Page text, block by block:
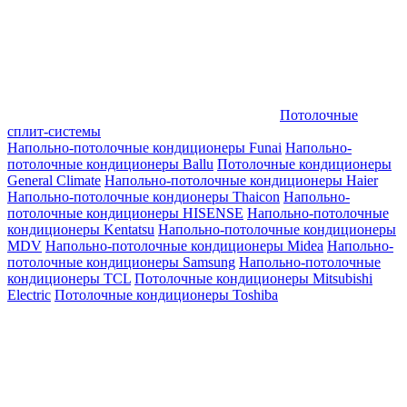
Потолочные
сплит-системы
Напольно-потолочные кондиционеры Funai Напольно-
потолочные кондиционеры Ballu Потолочные кондиционеры
General Climate Напольно-потолочные кондиционеры Haier
Напольно-потолочные кондионеры Thaicon Напольно-
потолочные кондиционеры HISENSE Напольно-потолочные
кондиционеры Kentatsu Напольно-потолочные кондиционеры
MDV Напольно-потолочные кондиционеры Midea Напольно-
потолочные кондиционеры Samsung Напольно-потолочные
кондиционеры TCL Потолочные кондиционеры Mitsubishi
Electric Потолочные кондиционеры Toshiba